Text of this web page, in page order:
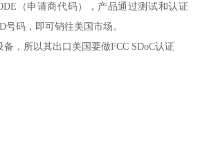
（申请商代码），产品通过测试和认证
号码，即可销往美国市场。
，所以其出口美国要做FCC SDoC认证